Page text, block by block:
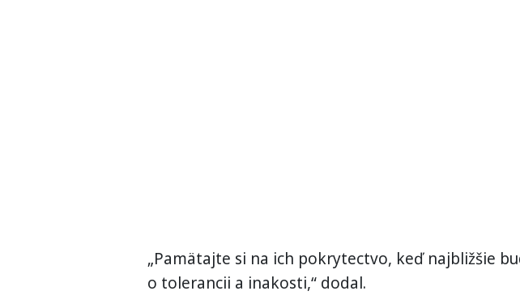
„Pamätajte si na ich pokrytectvo, keď najbližšie
o tolerancii a inakosti,“ dodal.